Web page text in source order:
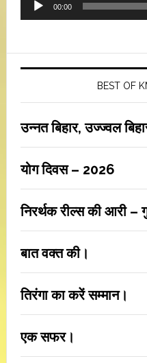
00:00
BEST OF
उन्नत बिहार, उज्ज्वल
योग दिवस – 2026
निरर्थक रील्स की आरी –
बात वक्त की।
तिरंगा का करें सम्मान।
एक सफर।